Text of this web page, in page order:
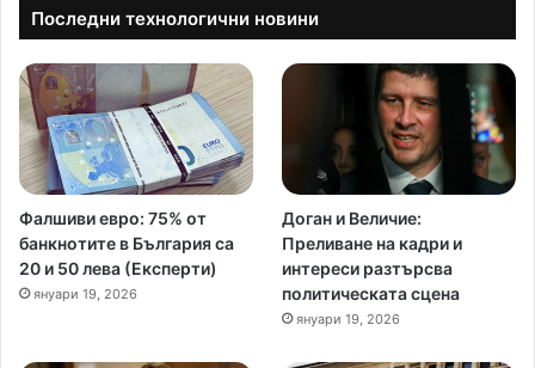
Последни технологични новини
Фалшиви евро: 75% от
банкнотите в България са
20 и 50 лева (Експерти)
януари 19, 2026
Доган и Величие:
Преливане на кадри и
интереси разтърсва
политическата сцена
януари 19, 2026